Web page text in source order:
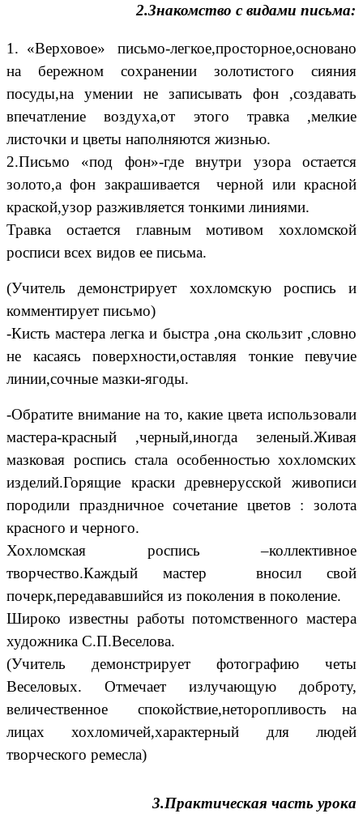
2.Знакомство с видами письма:
1. «Верховое» письмо-легкое,просторное,основано
на бережном сохранении золотистого сияния
посуды,на умении не записывать фон ,создавать
впечатление воздуха,от этого травка ,мелкие
листочки и цветы наполняются жизнью.
2.Письмо «под фон»-где внутри узора остается
золото,а фон закрашивается черной или красной
краской,узор разживляется тонкими линиями.
Травка остается главным мотивом хохломской
росписи всех видов ее письма.
(Учитель демонстрирует хохломскую роспись и
комментирует письмо)
-Кисть мастера легка и быстра ,она скользит ,словно
не касаясь поверхности,оставляя тонкие певучие
линии,сочные мазки-ягоды.
-Обратите внимание на то, какие цвета использовали
мастера-красный ,черный,иногда зеленый.Живая
мазковая роспись стала особенностью хохломских
изделий.Горящие краски древнерусской живописи
породили праздничное сочетание цветов : золота
красного и черного.
Хохломская роспись –коллективное
творчество.Каждый мастер вносил свой
почерк,передававшийся из поколения в поколение.
Широко известны работы потомственного мастера
художника С.П.Веселова.
(Учитель демонстрирует фотографию четы
Веселовых. Отмечает излучающую доброту,
величественное спокойствие,неторопливость на
лицах хохломичей,характерный для людей
творческого ремесла)
3.Практическая часть урока